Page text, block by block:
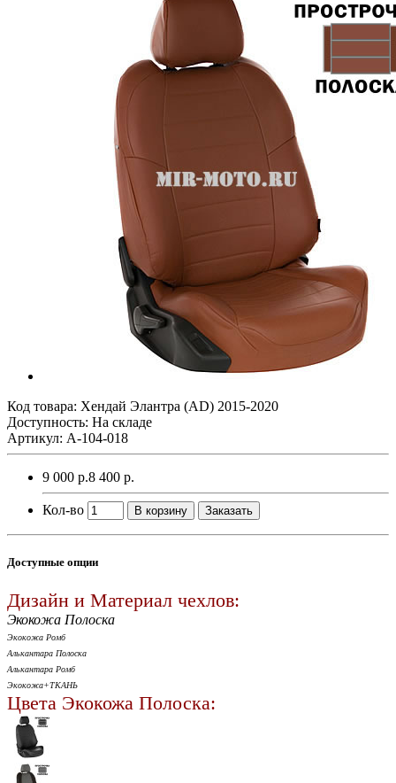
Код товара: Хендай Элантра (AD) 2015-2020
Доступность: На складе
Артикул: A-104-018
9 000 р.8 400 р.
Кол-во В корзину Заказать
Доступные опции
Дизайн и Материал чехлов:
Экокожа Полоска
Экокожа Ромб
Алькантара Полоска
Алькантара Ромб
Экокожа+ТКАНЬ
Цвета Экокожа Полоска: